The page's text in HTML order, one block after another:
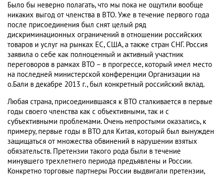
Было бы неверно полагать, что мы пока не ощутили вообще
никаких выгод от членства в ВТО. Уже в течение первого года
после присоединения был снят целый ряд
дискриминационных ограничений в отношении российских
товаров и услуг на рынках ЕС, США, а также стран СНГ. Россия
заявила о себе как полноценный и активный участник
переговоров в рамках ВТО – в прогрессе, который имел место
на последней министерской конференции Организации на
о.Бали в декабре 2013 г., был конкретный российский вклад.
Любая страна, присоединившаяся к ВТО сталкивается в первые
годы своего членства как с объективными, так и с
субъективными проблемами. Очень непростыми оказались, к
примеру, первые годы в ВТО для Китая, который был вынужден
защищаться от множества обвинений в нарушении взятых
обязательств. Претензии такого рода были в течение
минувшего трехлетнего периода предъявлены и России.
Конкретно торговые партнеры России выдвигали претензии,